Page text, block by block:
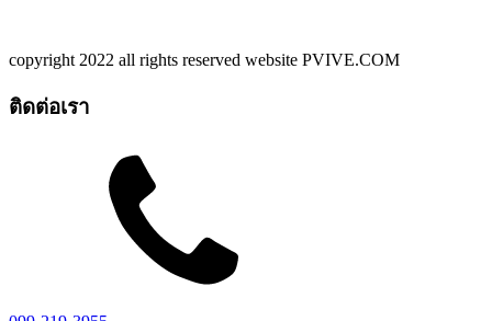
copyright 2022 all rights reserved website PVIVE.COM
ติดต่อเรา